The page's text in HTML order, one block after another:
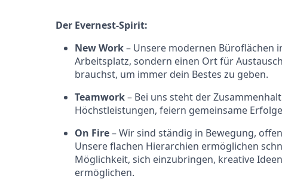
Der Evernest-Spirit:
New Work– Unsere modernen Büroflächen
Arbeitsplatz, sondern einen Ort für
brauchst, um immer dein Bestes zu geben.
Teamwork– Bei uns steht der
Höchstleistungen, feiern gemeinsame
On Fire– Wir sind ständig in Bewegung,
Unsere flachen Hierarchien ermöglichen
Möglichkeit, sich einzubringen, kreative
ermöglichen.